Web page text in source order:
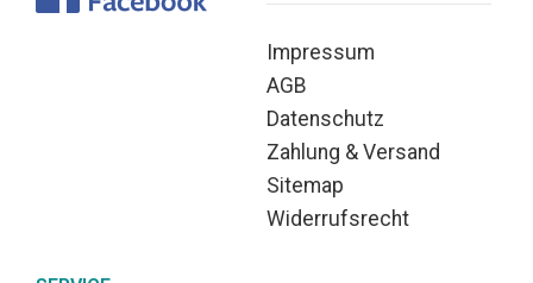
Impressum
AGB
Datenschutz
Zahlung & Versand
Sitemap
Widerrufsrecht